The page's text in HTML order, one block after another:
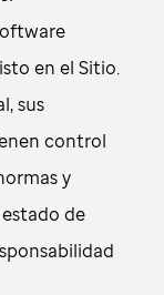
en el Sitio.
sus
control
y
de